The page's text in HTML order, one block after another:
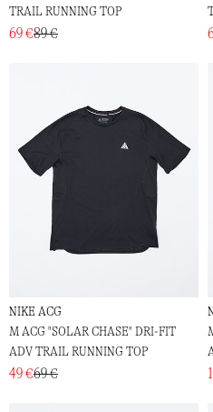
TRAIL RUNNING TOP
69 €89 €
NIKE ACG
M ACG "SOLAR CHASE" DRI-FIT
ADV TRAIL RUNNING TOP
49 €69 €